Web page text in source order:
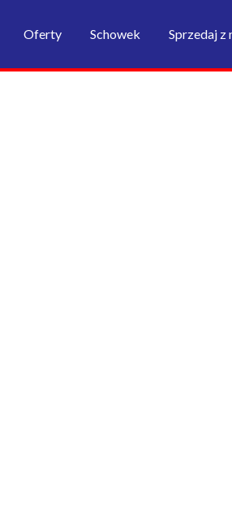
Oferty Schowek Sprzedaj z